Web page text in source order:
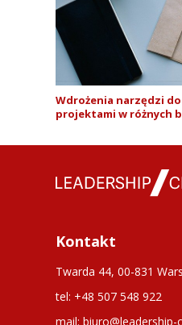
Wdrożenia narzędzi
projektami w różnych
Kontakt
Twarda 44, 00-831
tel: +48 507 548 922
mail: biuro@leadership-